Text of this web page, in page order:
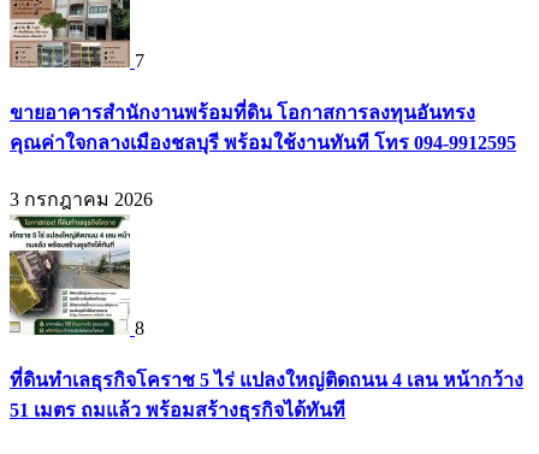
7
ขายอาคารสำนักงานพร้อมที่ดิน โอกาสการลงทุนอันทรง
คุณค่าใจกลางเมืองชลบุรี พร้อมใช้งานทันที โทร 094-9912595
3 กรกฎาคม 2026
8
ที่ดินทำเลธุรกิจโคราช 5 ไร่ แปลงใหญ่ติดถนน 4 เลน หน้ากว้าง
51 เมตร ถมแล้ว พร้อมสร้างธุรกิจได้ทันที